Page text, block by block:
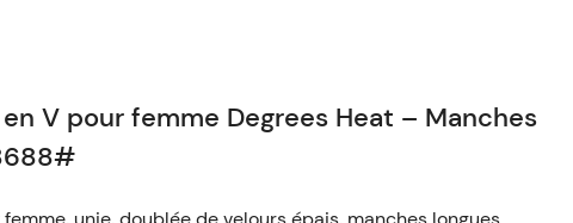
V pour femme Degrees Heat – Manches